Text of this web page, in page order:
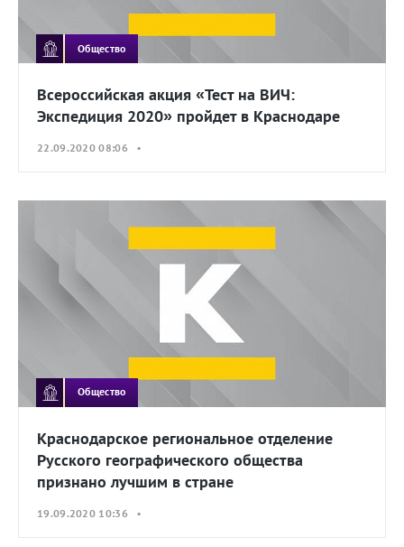
Общество
Всероссийская акция «Тест на ВИЧ:
Экспедиция 2020» пройдет в Краснодаре
22.09.2020 08:06 •
Общество
Краснодарское региональное отделение
Русского географического общества
признано лучшим в стране
19.09.2020 10:36 •